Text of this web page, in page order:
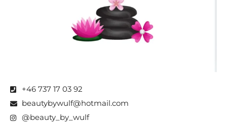
+46 737 17 03 92
beautybywulf@hotmail.com
@beauty_by_wulf